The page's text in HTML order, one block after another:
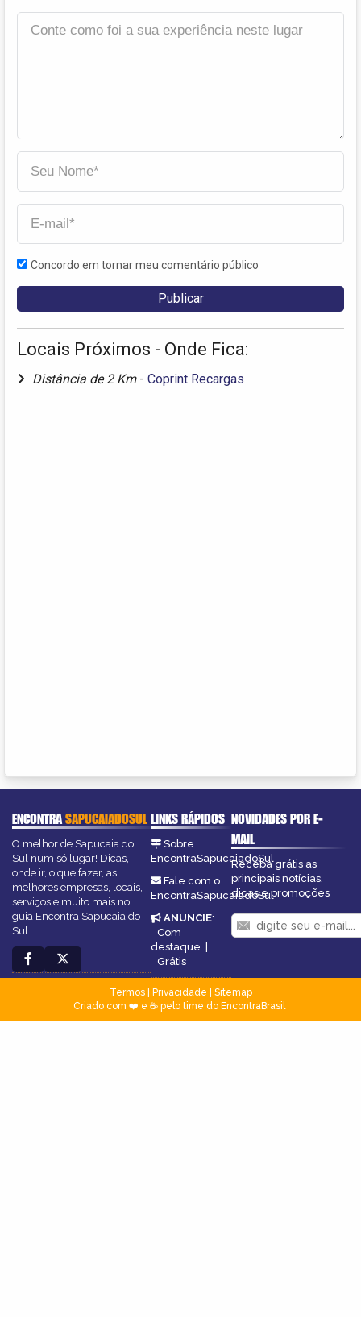
Concordo em tornar meu comentário público
Locais Próximos - Onde Fica:
Distância de 2 Km - Coprint Recargas
ENCONTRASAPUCAIADOSUL
O melhor de Sapucaia do
Sul num só lugar! Dicas,
onde ir, o que fazer, as
melhores empresas, locais,
serviços e muito mais no
guia Encontra Sapucaia do
Sul.
LINKS RÁPIDOS
Sobre
EncontraSapucaiadoSul
Fale com o
EncontraSapucaiadoSul
ANUNCIE:
Com
destaque
Grátis
NOVIDADES POR E-
MAIL
Receba grátis as
principais notícias,
dicas e promoções
Termos| Privacidade
Sitemap
Criado com ❤️ e ☕ pelo time do EncontraBrasil